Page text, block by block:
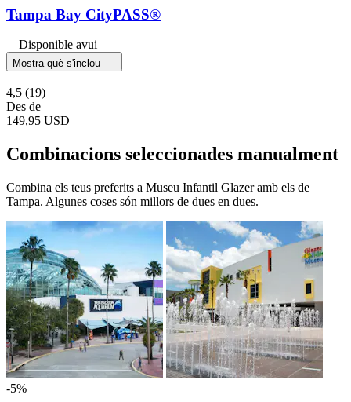
Tampa Bay CityPASS®
Disponible avui
Mostra què s'inclou
4,5 (19)
Des de
149,95 USD
Combinacions seleccionades manualment
Combina els teus preferits a Museu Infantil Glazer amb els de
Tampa. Algunes coses són millors de dues en dues.
-5%